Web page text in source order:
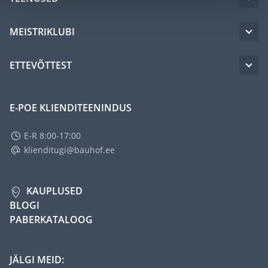
MEISTRIKLUBI
ETTEVÕTTEST
E-POE KLIENDITEENINDUS
E-R 8:00-17:00
klienditugi@bauhof.ee
KAUPLUSED
BLOGI
PABERKATALOOG
JÄLGI MEID: